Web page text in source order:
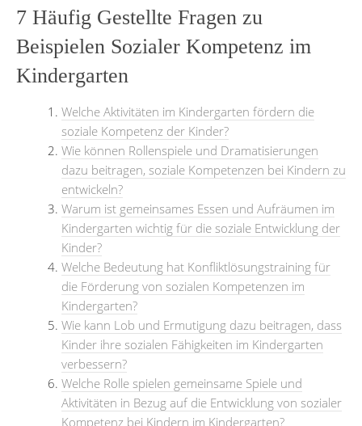
7 Häufig Gestellte Fragen zu
Beispielen Sozialer Kompetenz im
Kindergarten
Welche Aktivitäten im Kindergarten fördern die
soziale Kompetenz der Kinder?
Wie können Rollenspiele und Dramatisierungen
dazu beitragen, soziale Kompetenzen bei Kindern zu
entwickeln?
Warum ist gemeinsames Essen und Aufräumen im
Kindergarten wichtig für die soziale Entwicklung der
Kinder?
Welche Bedeutung hat Konfliktlösungstraining für
die Förderung von sozialen Kompetenzen im
Kindergarten?
Wie kann Lob und Ermutigung dazu beitragen, dass
Kinder ihre sozialen Fähigkeiten im Kindergarten
verbessern?
Welche Rolle spielen gemeinsame Spiele und
Aktivitäten in Bezug auf die Entwicklung von sozialer
Kompetenz bei Kindern im Kindergarten?